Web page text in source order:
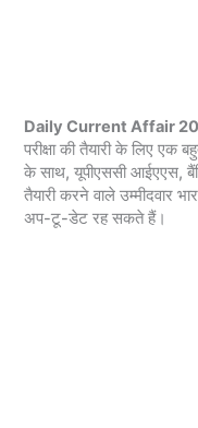
Daily Current Affair
परीक्षा की तैयारी के लिए एक
के साथ, यूपीएससी आईएएस,
तैयारी करने वाले उम्मीदवार
अप-टू-डेट रह सकते हैं।